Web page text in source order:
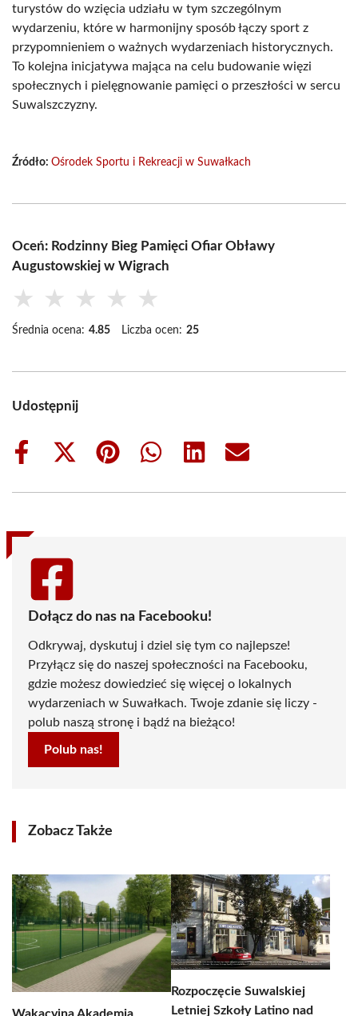
turystów do wzięcia udziału w tym szczególnym
wydarzeniu, które w harmonijny sposób łączy sport z
przypomnieniem o ważnych wydarzeniach historycznych.
To kolejna inicjatywa mająca na celu budowanie więzi
społecznych i pielęgnowanie pamięci o przeszłości w sercu
Suwalszczyzny.
Źródło: Ośrodek Sportu i Rekreacji w Suwałkach
Oceń: Rodzinny Bieg Pamięci Ofiar Obławy
Augustowskiej w Wigrach
★ ★ ★ ★ ★
Średnia ocena: 4.85 Liczba ocen: 25
Udostępnij
Share
Share
(Twitter)
Share
Share
Share
Share
Dołącz do nas na Facebooku!
Odkrywaj, dyskutuj i dziel się tym co najlepsze!
Przyłącz się do naszej społeczności na Facebooku,
gdzie możesz dowiedzieć się więcej o lokalnych
wydarzeniach w Suwałkach. Twoje zdanie się liczy -
polub naszą stronę i bądź na bieżąco!
Polub nas!
Zobacz Także
Rozpoczęcie Suwalskiej
Letniej Szkoły Latino nad